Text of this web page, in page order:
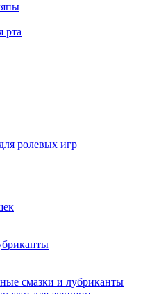
рта
ролевых игр
смазки и лубриканты